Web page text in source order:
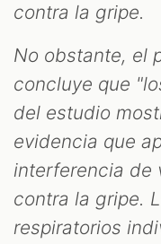
contra la gripe.
No obstante, el
concluye que
del estudio
evidencia que
interferencia de
contra la gripe.
respiratorios